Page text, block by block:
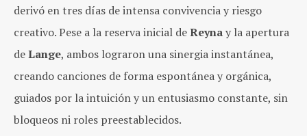
derivó en tres días de intensa convivencia y riesgo
creativo. Pese a la reserva inicial deReynay la apertura
deLange, ambos lograron una sinergia instantánea,
creando canciones de forma espontánea y orgánica,
guiados por la intuición y un entusiasmo constante, sin
bloqueos ni roles preestablecidos.